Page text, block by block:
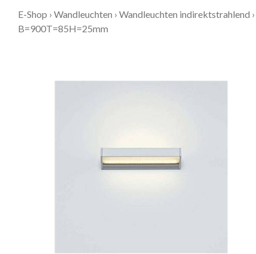
E-Shop › Wandleuchten › Wandleuchten indirektstrahlend ›
B=900T=85H=25mm